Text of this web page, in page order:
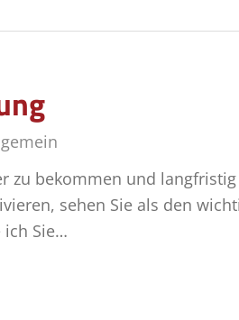
zu bekommen und
sehen Sie als den
ich Sie…